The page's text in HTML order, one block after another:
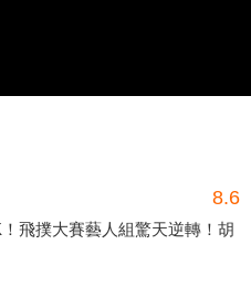
8.6
飛撲大賽藝人組驚天逆轉！胡